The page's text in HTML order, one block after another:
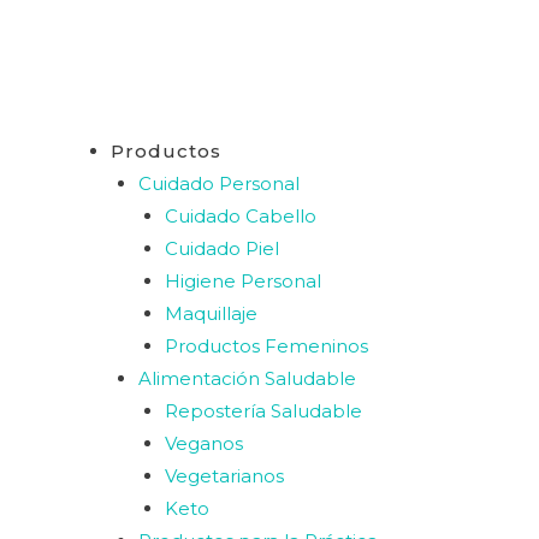
Productos
Cuidado Personal
Cuidado Cabello
Cuidado Piel
Higiene Personal
Maquillaje
Productos Femeninos
Alimentación Saludable
Repostería Saludable
Veganos
Vegetarianos
Keto